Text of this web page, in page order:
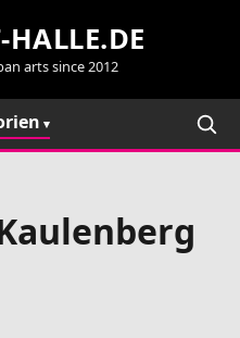
HALLE.DE
arts since 2012